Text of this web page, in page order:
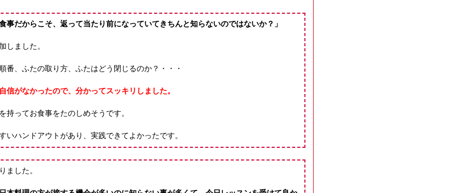
事だからこそ、返って当たり前になっていてきちんと知らないのではないか？」
しました。
番、ふたの取り方、ふたはどう閉じるのか？・・・
信がなかったので、分かってスッキリしました。
持ってお食事をたのしめそうです。
いハンドアウトがあり、実践できてよかったです。
ました。